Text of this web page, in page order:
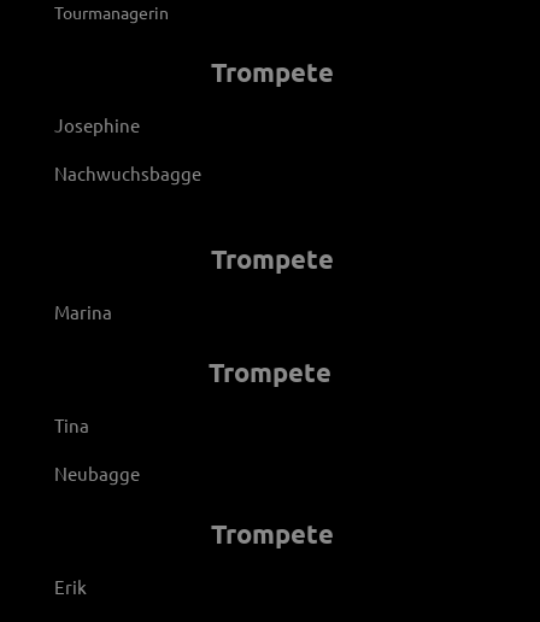
Tourmanagerin
Trompete
Josephine
Nachwuchsbagge
Trompete
Marina
Trompete
Tina
Neubagge
Trompete
Erik